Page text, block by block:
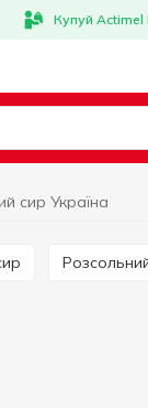
Купуй Actimel
сир Україна